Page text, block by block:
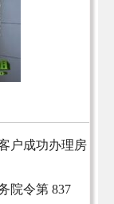
户成功办理房
院令第 837